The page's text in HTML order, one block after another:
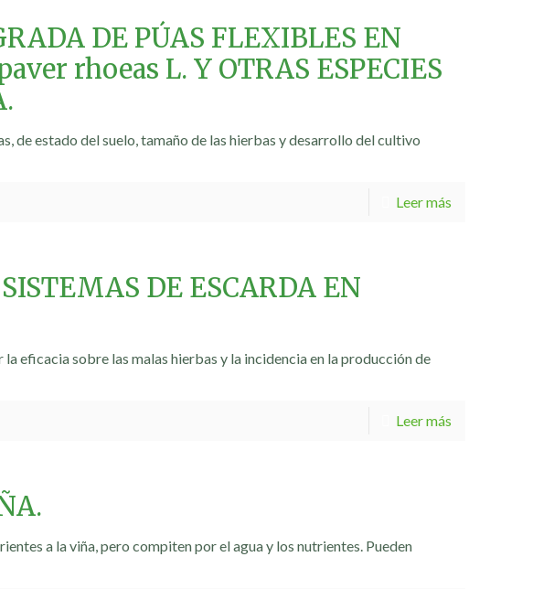
DE PÚAS FLEXIBLES EN
rhoeas L. Y OTRAS ESPECIES
de estado del suelo, tamaño de las hierbas y desarrollo del cultivo
Leer más
DE ESCARDA EN
eficacia sobre las malas hierbas y la incidencia en la producción de
Leer más
a la viña, pero compiten por el agua y los nutrientes. Pueden